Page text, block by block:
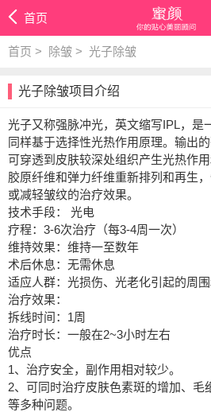
首页
首页 > 除皱 > 光子除皱
光子除皱项目介绍
光子又称强脉冲光，英文缩写IPL，是
同样基于选择性光热作用原理。输出
可穿透到皮肤较深处组织产生光热作
胶原纤维和弹力纤维重新排列和再生
或减轻皱纹的治疗效果。
技术手段： 光电
疗程：3-6次治疗（每3-4周一次）
维持效果：维持一至数年
术后休息：无需休息
适应人群：光损伤、光老化引起的周
治疗效果：
拆线时间：1周
治疗时长：一般在2~3小时左右
优点
1、治疗安全，副作用相对较少。
2、可同时治疗皮肤色素斑的增加、毛
等多种问题。